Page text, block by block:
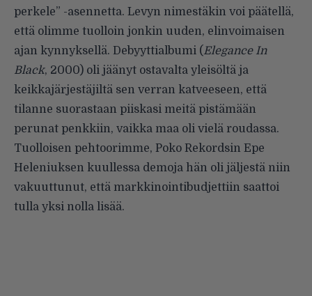
perkele” -asennetta. Levyn nimestäkin voi päätellä,
että olimme tuolloin jonkin uuden, elinvoimaisen
ajan kynnyksellä. Debyyttialbumi (Elegance In
Black, 2000) oli jäänyt ostavalta yleisöltä ja
keikkajärjestäjiltä sen verran katveeseen, että
tilanne suorastaan piiskasi meitä pistämään
perunat penkkiin, vaikka maa oli vielä roudassa.
Tuolloisen pehtoorimme, Poko Rekordsin Epe
Heleniuksen kuullessa demoja hän oli jäljestä niin
vakuuttunut, että markkinointibudjettiin saattoi
tulla yksi nolla lisää.